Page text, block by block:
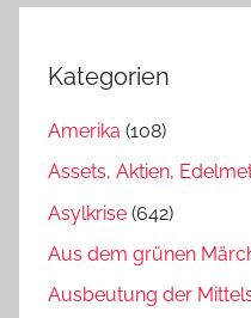
Kategorien
Amerika (108)
Assets, Aktien,
Asylkrise (642)
Aus dem grünen
Ausbeutung der